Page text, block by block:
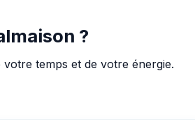
?
temps et de votre énergie.